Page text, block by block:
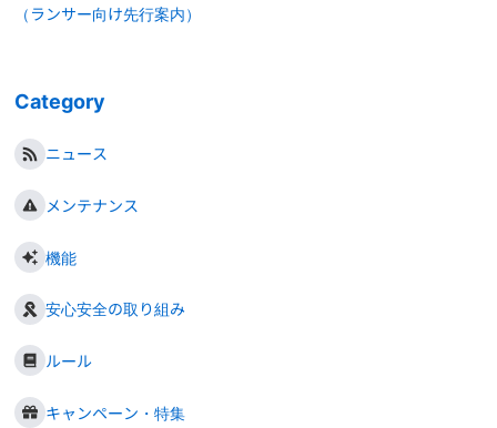
（ランサー向け先行案内）
Category
ニュース
メンテナンス
機能
安心安全の取り組み
ルール
キャンペーン・特集